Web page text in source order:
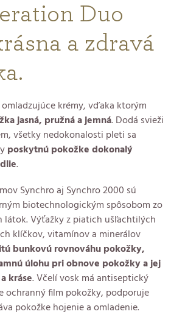
Duo
a zdravá
krémy, vďaka ktorým
jasná, pružná a jemná. Dodá svieži
všetky nedokonalosti pleti sa
poskytnú pokožke dokonalý
.
Synchro aj Synchro 2000 sú
biotechnologickým spôsobom zo
látok. Výťažky z piatich ušľachtilých
klíčkov, vitamínov a minerálov
bunkovú rovnováhu pokožky,
úlohu pri obnove pokožky a jej
kráse. Včelí vosk má antiseptický
ochranný film pokožky, podporuje
pokožke hojenie a omladenie.